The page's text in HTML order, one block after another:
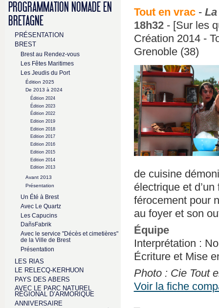
PROGRAMMATION NOMADE EN
BRETAGNE
PRÉSENTATION
BREST
Brest au Rendez-vous
Les Fêtes Maritimes
Les Jeudis du Port
Édition 2025
De 2013 à 2024
Édition 2024
Édition 2023
Édition 2022
Edition 2019
Edition 2018
Edition 2017
Edition 2016
Edition 2015
Edition 2014
Edition 2013
Avant 2013
Présentation
Un Été à Brest
Avec Le Quartz
Les Capucins
DañsFabrik
Avec le service "Décès et cimetières"
de la Ville de Brest
Présentation
LES RIAS
LE RELECQ-KERHUON
PAYS DES ABERS
AVEC LE PARC NATUREL
RÉGIONAL D’ARMORIQUE
ANNIVERSAIRE
Tout en vrac -
18h32- [Sur les
Création 2014 -
Grenoble (38)
de cuisine
électrique et
férocement pour
au foyer et son
Équipe
Interprétation :
Écriture et Mise
Photo : Cie Tout
Voir la fiche